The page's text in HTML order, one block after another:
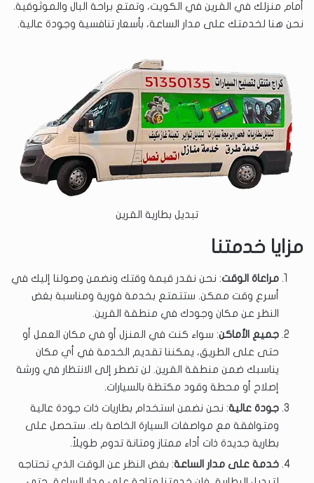
أمام منزلك في القرين في الكويت، وتمتع براحة البال والموثوقية.
نحن هنا لخدمتك على مدار الساعة، بأسعار تنافسية وجودة عالية.
تبديل بطارية القرين
مزايا خدمتنا
مراعاة الوقت: نحن نقدر قيمة وقتك ونضمن وصولنا إليك في
أسرع وقت ممكن. ستتمتع بخدمة فورية ومناسبة بغض
النظر عن مكان وجودك في منطقة القرين.
جميع الأماكن: سواء كنت في المنزل أو في مكان العمل أو
حتى على الطريق، يمكننا تقديم الخدمة في أي مكان
يناسبك ضمن منطقة القرين. لن تضطر إلى الانتظار في ورشة
إصلاح أو محطة وقود مكتظة بالسيارات.
جودة عالية: نحن نضمن استخدام بطاريات ذات جودة عالية
ومتوافقة مع مواصفات السيارة الخاصة بك. ستحصل على
بطارية جديدة ذات أداء ممتاز ومتانة تدوم طويلاً.
خدمة على مدار الساعة: بغض النظر عن الوقت الذي تحتاجه